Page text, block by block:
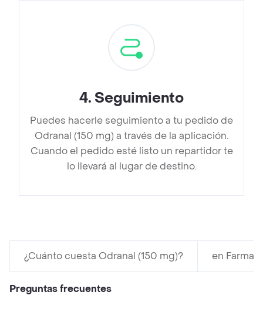
4. Seguimiento
Puedes hacerle seguimiento a tu pedido de
Odranal (150 mg) a través de la aplicación.
Cuando el pedido esté listo un repartidor te
lo llevará al lugar de destino.
¿Cuánto cuesta Odranal (150 mg)? en
Preguntas frecuentes